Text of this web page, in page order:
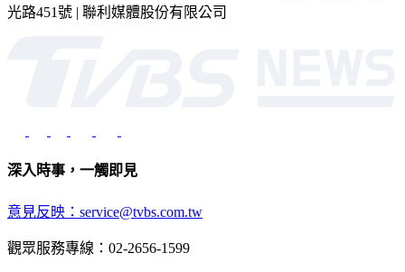
光路451號 | 聯利媒體股份有限公司
深入時事，一觸即見
意見反映：service@tvbs.com.tw
觀眾服務專線：02-2656-1599